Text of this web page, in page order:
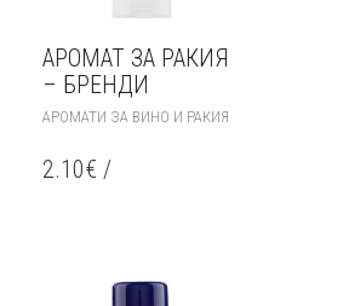
АРОМАТ ЗА РАКИЯ
– БРЕНДИ
АРОМАТИ ЗА ВИНО И РАКИЯ
2.10€ /